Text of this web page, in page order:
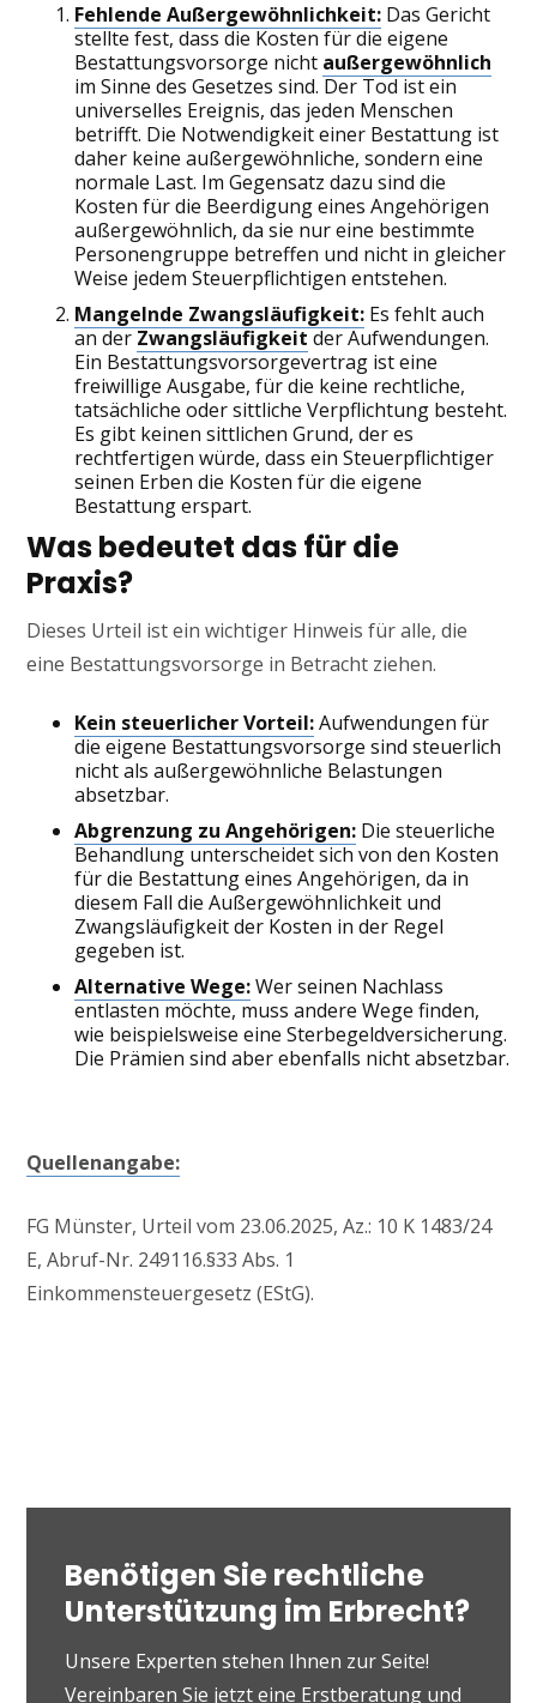
Fehlende Außergewöhnlichkeit: Das Gericht
stellte fest, dass die Kosten für die eigene
Bestattungsvorsorge nicht außergewöhnlich
im Sinne des Gesetzes sind. Der Tod ist ein
universelles Ereignis, das jeden Menschen
betrifft. Die Notwendigkeit einer Bestattung ist
daher keine außergewöhnliche, sondern eine
normale Last. Im Gegensatz dazu sind die
Kosten für die Beerdigung eines Angehörigen
außergewöhnlich, da sie nur eine bestimmte
Personengruppe betreffen und nicht in gleicher
Weise jedem Steuerpflichtigen entstehen.
Mangelnde Zwangsläufigkeit: Es fehlt auch
an der Zwangsläufigkeit der Aufwendungen.
Ein Bestattungsvorsorgevertrag ist eine
freiwillige Ausgabe, für die keine rechtliche,
tatsächliche oder sittliche Verpflichtung besteht.
Es gibt keinen sittlichen Grund, der es
rechtfertigen würde, dass ein Steuerpflichtiger
seinen Erben die Kosten für die eigene
Bestattung erspart.
Was bedeutet das für die
Praxis?
Dieses Urteil ist ein wichtiger Hinweis für alle, die
eine Bestattungsvorsorge in Betracht ziehen.
Kein steuerlicher Vorteil:Aufwendungen für
die eigene Bestattungsvorsorge sind steuerlich
nicht als außergewöhnliche Belastungen
absetzbar.
Abgrenzung zu Angehörigen: Die steuerliche
Behandlung unterscheidet sich von den Kosten
für die Bestattung eines Angehörigen, da in
diesem Fall die Außergewöhnlichkeit und
Zwangsläufigkeit der Kosten in der Regel
gegeben ist.
Alternative Wege:Wer seinen Nachlass
entlasten möchte, muss andere Wege finden,
wie beispielsweise eine Sterbegeldversicherung.
Die Prämien sind aber ebenfalls nicht absetzbar.
Quellenangabe:
FG Münster, Urteil vom 23.06.2025, Az.: 10 K 1483/24
E, Abruf-Nr. 249116.§33 Abs. 1
Einkommensteuergesetz (EStG).
Benötigen Sie rechtliche
Unterstützung im Erbrecht?
Unsere Experten stehen Ihnen zur Seite!
Vereinbaren Sie jetzt eine Erstberatung und